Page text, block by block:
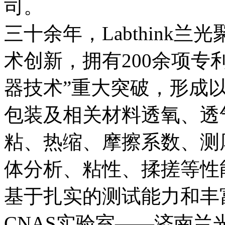
司。
三十余年，Labthink兰光
术创新，拥有200余项专
器技术”重大突破，形成
包装及相关材料透氧、
粘、热缩、摩擦系数、
体分析、粘性、揉搓等
基于扎实的测试能力和